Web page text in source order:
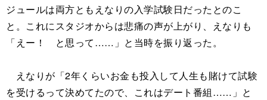
ジュールは両方ともえなりの入学試験日だったとのこ
と。これにスタジオからは悲痛の声が上がり、えなりも
「えー！ と思って……」と当時を振り返った。
えなりが「2年くらいお金も投入して人生も賭けて試験
を受けるって決めてたので、これはデート番組……」と